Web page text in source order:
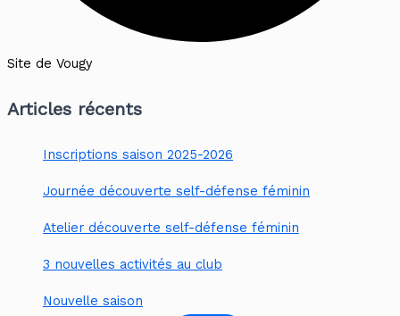
Site de Vougy
Articles récents
Inscriptions saison 2025-2026
Journée découverte self-défense féminin
Atelier découverte self-défense féminin
3 nouvelles activités au club
Nouvelle saison